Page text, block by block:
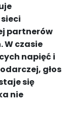
partnerów
W czasie
napięć i
głos
się
nie